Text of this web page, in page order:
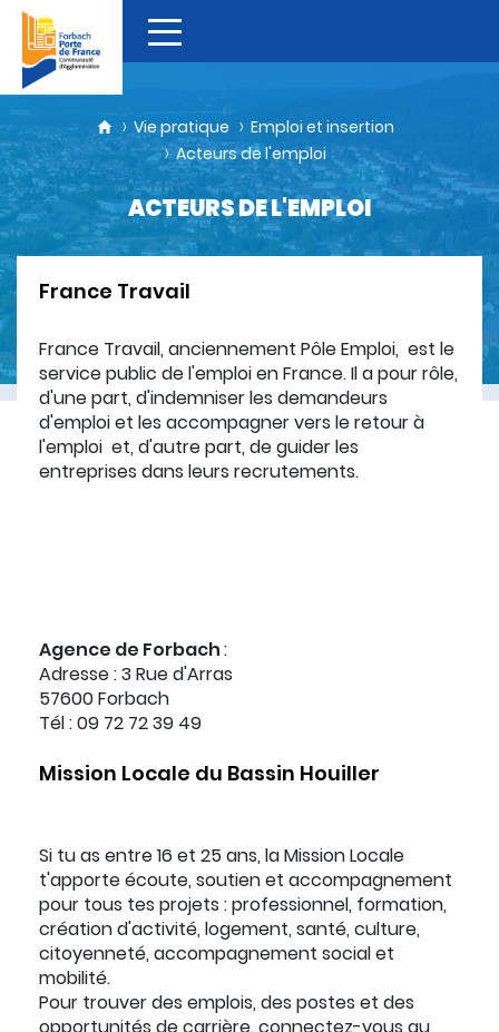
Vie pratique
Emploi et insertion
Acteurs de l'emploi
ACTEURS DE L'EMPLOI
France Travail
France Travail, anciennement Pôle Emploi, est le
service public de l'emploi en France. Il a pour rôle,
d'une part, d'indemniser les demandeurs
d'emploi et les accompagner vers le retour à
l'emploi et, d'autre part, de guider les
entreprises dans leurs recrutements.
Agence de Forbach:
Adresse : 3 Rue d'Arras
57600 Forbach
Tél : 09 72 72 39 49
Mission Locale du Bassin Houiller
Si tu as entre 16 et 25 ans, la Mission Locale
t'apporte écoute, soutien et accompagnement
pour tous tes projets : professionnel, formation,
création d'activité, logement, santé, culture,
citoyenneté, accompagnement social et
mobilité.
Pour trouver des emplois, des postes et des